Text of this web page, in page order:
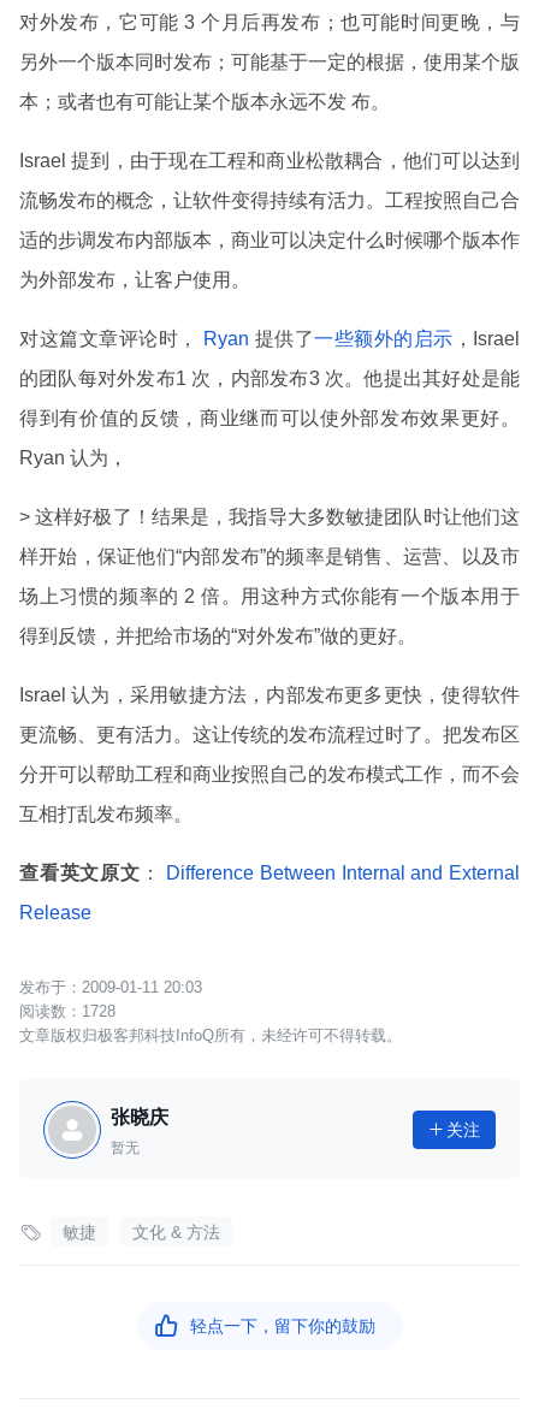
对外发布，它可能 3 个月后再发布；也可能时间更晚，与
另外一个版本同时发布；可能基于一定的根据，使用某个版
本；或者也有可能让某个版本永远不发 布。
Israel 提到，由于现在工程和商业松散耦合，他们可以达到
流畅发布的概念，让软件变得持续有活力。工程按照自己合
适的步调发布内部版本，商业可以决定什么时候哪个版本作
为外部发布，让客户使用。
对这篇文章评论时， Ryan 提供了一些额外的启示 ，Israel
的团队每对外发布1 次，内部发布3 次。他提出其好处是能
得到有价值的反馈，商业继而可以使外部发布效果更好。
Ryan 认为，
> 这样好极了！结果是，我指导大多数敏捷团队时让他们这
样开始，保证他们“内部发布”的频率是销售、运营、以及市
场上习惯的频率的 2 倍。用这种方式你能有一个版本用于
得到反馈，并把给市场的“对外发布”做的更好。
Israel 认为，采用敏捷方法，内部发布更多更快，使得软件
更流畅、更有活力。这让传统的发布流程过时了。把发布区
分开可以帮助工程和商业按照自己的发布模式工作，而不会
互相打乱发布频率。
查看英文原文 ：
Difference Between Internal and External
Release
2009-01-11 20:03
1728
文章版权归极客邦科技InfoQ所有，未经许可不得转载。
张晓庆
暂无
 关注
 敏捷 文化 & 方法
 轻点一下，留下你的鼓励